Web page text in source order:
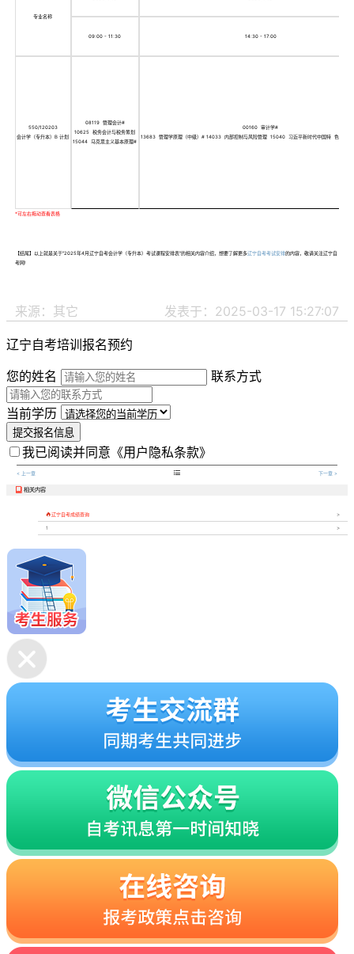
专业名称
09:00 - 11:30 14:30 - 17:00
550/120203
会计学（专升本）B 计划
08119 管理会计#
10625 税务会计与税务筹划
15044 马克思主义基本原理#
00160 审计学#
13683 管理学原理（中级）# 14033 内部控制与风险管理 15040 习近平新时代中国特 色社会主
【结尾】以上就是关于“2025年4月辽宁自考会计学（专升本）考试课程安排表”的相关内容介绍，想要了解更多辽宁自考考试安排的内容，敬请关注辽宁自
考网!
来源：其它 发表于：2025-03-17 15:27:07
辽宁自考培训报名预约
您的姓名
联系方式
当前学历
提交报名信息
我已阅读并同意 《用户隐私条款》
< 上一章  下一章 >
相关内容
辽宁自考成绩查询
1